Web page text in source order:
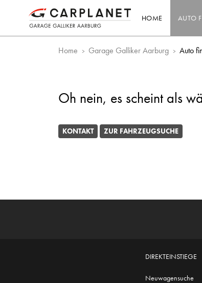
HOME AUTO
Home Garage Galliker Aarburg Auto
Oh nein, es scheint als
KONTAKT ZUR FAHRZEUGSUCHE
DIREKTEINSTIEGE
Neuwagensuche